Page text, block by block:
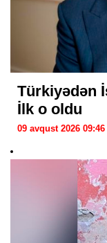
Türkiyədən
İlk o oldu
09 avqust 2026 09:46